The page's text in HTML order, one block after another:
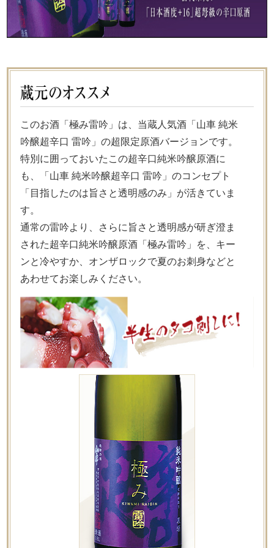
このお酒「極み雷吟」は、当蔵人気酒「 山車 純米
吟醸超辛口 雷吟 」の超限定原酒バージョンです。
特別に囲っておいたこの超辛口純米吟醸原酒に
も、「 山車 純米吟醸超辛口 雷吟 」のコンセプト
「目指したのは旨さと透明感のみ」が活きていま
す。
通常の雷吟より、さらに旨さと透明感が研ぎ澄ま
された超辛口純米吟醸原酒「極み雷吟」を、キー
ンと冷やすか、オンザロックで夏のお刺身などと
あわせてお楽しみください。